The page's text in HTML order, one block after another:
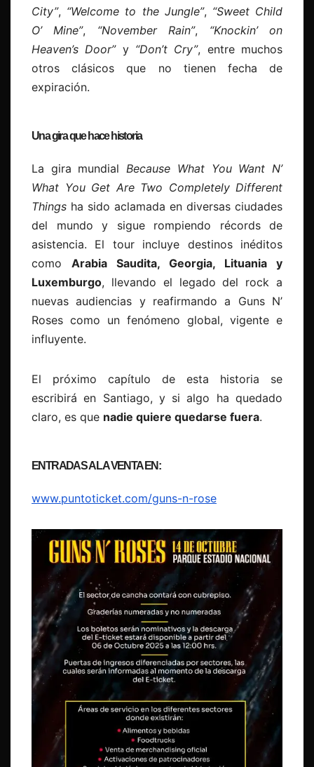
City”, “Welcome to the Jungle”, “Sweet Child
O’ Mine”, “November Rain”, “Knockin’ on
Heaven’s Door”y “Don’t Cry”, entre muchos
otros clásicos que no tienen fecha de
expiración.
Una gira que hace historia
La gira mundial Because What You Want N’
What You Get Are Two Completely Different
Things ha sido aclamada en diversas ciudades
del mundo y sigue rompiendo récords de
asistencia. El tour incluye destinos inéditos
como Arabia Saudita, Georgia, Lituania y
Luxemburgo, llevando el legado del rock a
nuevas audiencias y reafirmando a Guns N’
Roses como un fenómeno global, vigente e
influyente.
El próximo capítulo de esta historia se
escribirá en Santiago, y si algo ha quedado
claro, es que nadie quiere quedarse fuera.
ENTRADAS A LA VENTA EN:
www.puntoticket.com/guns-n-rose